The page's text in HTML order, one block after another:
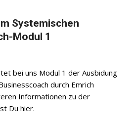
Systemischen
Modul 1
bei uns Modul 1 der Ausbidung
durch Emrich
Informationen zu der
Du hier.